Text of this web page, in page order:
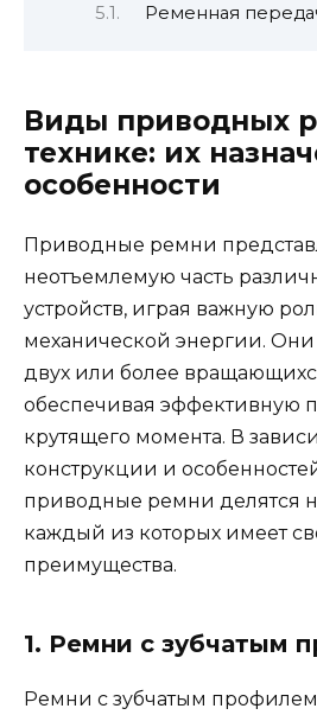
Ременная
Виды приводных
технике: их
особенности
Приводные ремни
неотъемлемую часть
устройств, играя важную
механической энергии. Они
двух или более
обеспечивая эффективную
крутящего момента. В
конструкции и
приводные ремни делятся
каждый из которых имеет
преимущества.
1. Ремни с зубчатым
Ремни с зубчатым